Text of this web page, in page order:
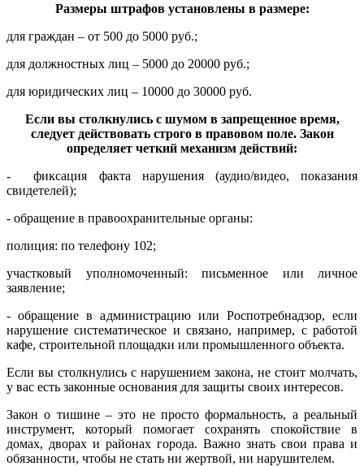
Размеры штрафов установлены в размере:
для граждан – от 500 до 5000 руб.;
для должностных лиц – 5000 до 20000 руб.;
для юридических лиц – 10000 до 30000 руб.
Если вы столкнулись с шумом в запрещенное время,
следует действовать строго в правовом поле. Закон
определяет четкий механизм действий:
- фиксация факта нарушения (аудио/видео, показания
свидетелей);
- обращение в правоохранительные органы:
полиция: по телефону 102;
участковый уполномоченный: письменное или личное
заявление;
- обращение в администрацию или Роспотребнадзор, если
нарушение систематическое и связано, например, с работой
кафе, строительной площадки или промышленного объекта.
Если вы столкнулись с нарушением закона, не стоит молчать,
у вас есть законные основания для защиты своих интересов.
Закон о тишине – это не просто формальность, а реальный
инструмент, который помогает сохранять спокойствие в
домах, дворах и районах города. Важно знать свои права и
обязанности, чтобы не стать ни жертвой, ни нарушителем.